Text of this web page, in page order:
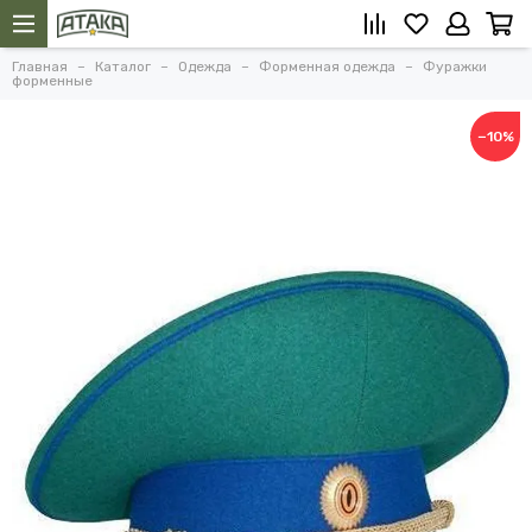
Главная Каталог Одежда Форменная одежда
Фуражки
форменные
−10%